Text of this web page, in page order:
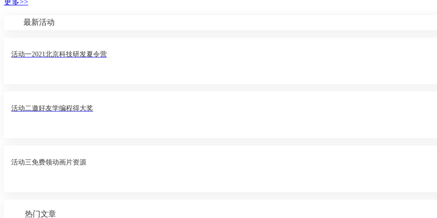
更多>>
最新活动
活动一2021北京科技研发夏令营
活动二邀好友学编程得大奖
活动三免费领动画片资源
热门文章